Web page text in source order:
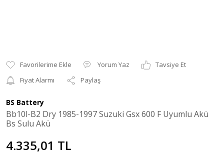
Yorum Yaz
Tavsiye Et
Fiyat Alarmı
Paylaş
BS Battery
Bb10l-B2 Dry 1985-1997 Suzuki Gsx 600 F Uyumlu Akü
Bs Sulu Akü
4.335,01 TL